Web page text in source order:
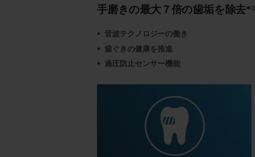
手磨きの最大７倍の歯垢を除去*²
音波テクノロジーの働き
歯ぐきの健康を推進
過圧防止センサー機能